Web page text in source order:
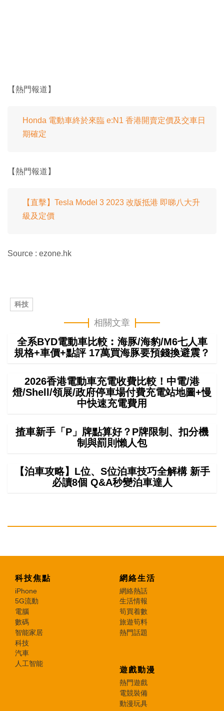
【熱門報道】
Honda 電動車終於來臨 e:N1 香港開賣定價及交車日
期確定
【熱門報道】
【直擊】Tesla Model 3 2023 改版抵港 即睇八大升
級及定價
Source : ezone.hk
科技
相關文章
全系BYD電動車比較︰海豚/海豹/M6七人車
規格+車價+點評 17萬買海豚要預錢換避震？
2026香港電動車充電收費比較！中電/港
燈/Shell/領展/政府停車場付費充電站地圖+慢
中快速充電費用
揸車新手「P」牌點算好？P牌限制、扣分機
制與罰則懶人包
【泊車攻略】L位、S位泊車技巧全解構 新手
必讀8個 Q&A秒變泊車達人
科技焦點
iPhone
5G流動
電腦
數碼
智能家居
科技
汽車
人工智能
網絡生活
網絡熱話
生活情報
筍買着數
旅遊筍料
熱門話題
遊戲動漫
熱門遊戲
電競裝備
動漫玩具